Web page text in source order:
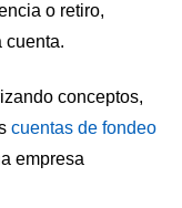
o retiro,
cuenta.
conceptos,
cuentas de fondeo
empresa